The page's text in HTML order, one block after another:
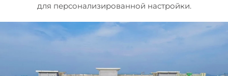
для персонализированной настройки.